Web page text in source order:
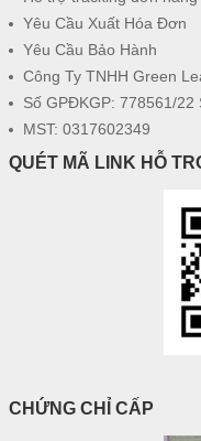
Yêu Cầu Xuất Hóa Đơn
Yêu Cầu Bảo Hành
Công Ty TNHH Green
Số GPĐKGP: 778561/22
MST: 0317602349
QUÉT MÃ LINK HỖ
CHỨNG CHỈ CẤP